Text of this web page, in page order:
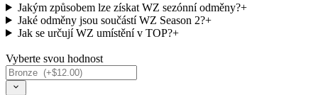
Jakým způsobem lze získat WZ sezónní odměny?+
Jaké odměny jsou součástí WZ Season 2?+
Jak se určují WZ umístění v TOP?+
Vyberte svou hodnost